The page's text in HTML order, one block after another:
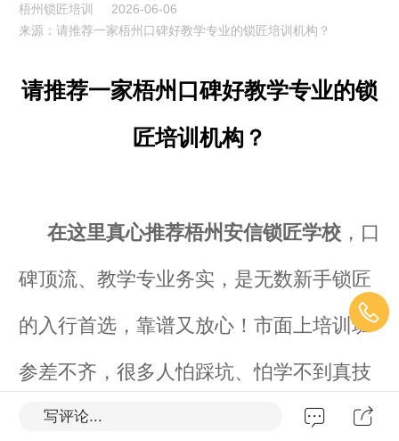
梧州锁匠培训
2026-06-06
来源：请推荐一家梧州口碑好教学专业的锁匠培训机构？
请推荐一家梧州口碑好教学专业的锁
匠培训机构？
在这里真心推荐梧州安信锁匠学校 ，口
碑顶流、教学专业务实，是无数新手锁匠
的入行首选，靠谱又放心！ 市面上培训班
参差不齐，很多人怕踩坑、怕学不到真技
术、怕隐形消费。
写评论...